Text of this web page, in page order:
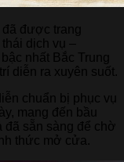
được trang
dịch vụ –
nhất Bắc Trung
diễn ra xuyên suốt.
chuẩn bị phục vụ
mang đến bầu
đã sẵn sàng để chờ
thức mở cửa.